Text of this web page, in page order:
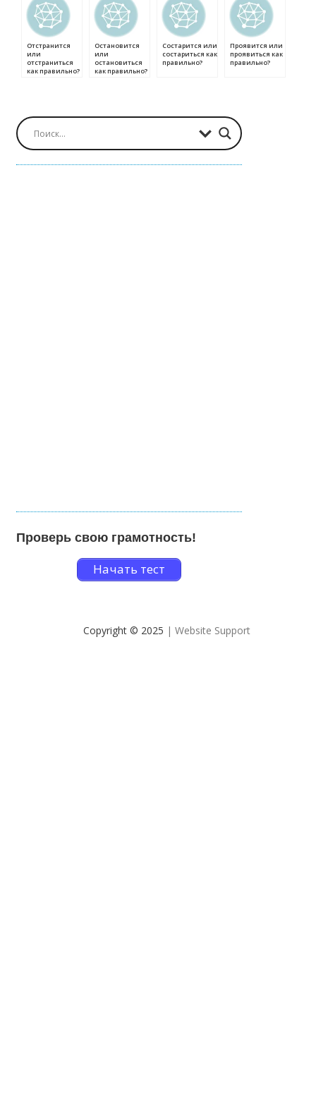
Отстранится
или
отстраниться
как правильно?
Остановится
или
остановиться
как правильно?
Состарится или
состариться как
правильно?
Проявится или
проявиться как
правильно?
Проверь свою грамотность!
Начать тест
Copyright © 2025 | Website Support